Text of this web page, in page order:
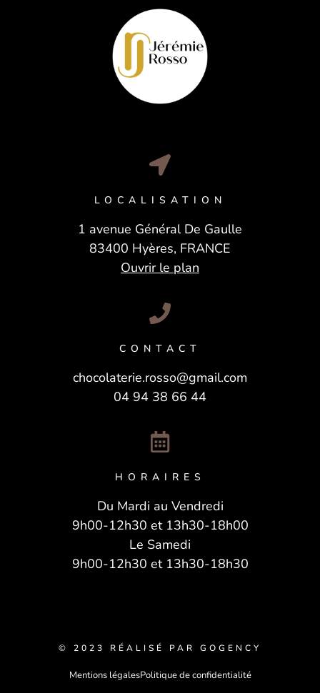
LOCALISATION
1 avenue Général De Gaulle
83400 Hyères, FRANCE
Ouvrir le plan
CONTACT
chocolaterie.rosso@gmail.com
04 94 38 66 44
HORAIRES
Du Mardi au Vendredi
9h00-12h30 et 13h30-18h00
Le Samedi
9h00-12h30 et 13h30-18h30
© 2023 RÉALISÉ PAR GOGENCY
Mentions légalesPolitique de confidentialité